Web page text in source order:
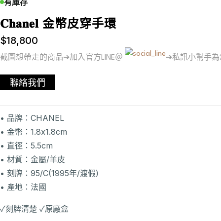
𝐂𝐡𝐚𝐧𝐞𝐥 金幣皮穿手環
$18,800
截圖想帶走的商品➔加入官方LINE＠ ➔私訊小幫手為
聯絡我們
• 品牌：CHANEL
• 金幣：1.8x1.8cm
• 直徑：5.5cm
• 材質：金屬/羊皮
• 刻牌：95/C(1995年/渡假)
• 產地：法國
✓刻牌清楚 ✓原廠盒